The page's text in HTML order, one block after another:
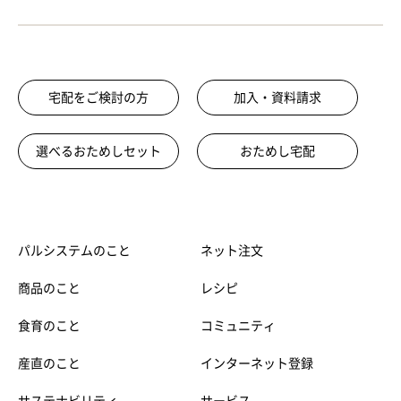
宅配をご検討の方 加入・資料請求
選べるおためしセット おためし宅配
パルシステムのこと
商品のこと
食育のこと
産直のこと
ネット注文
レシピ
コミュニティ
インターネット登録